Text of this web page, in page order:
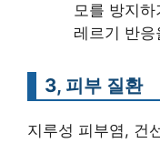
모를 방지
레르기 반
3, 피부 질환
지루성 피부염, 건